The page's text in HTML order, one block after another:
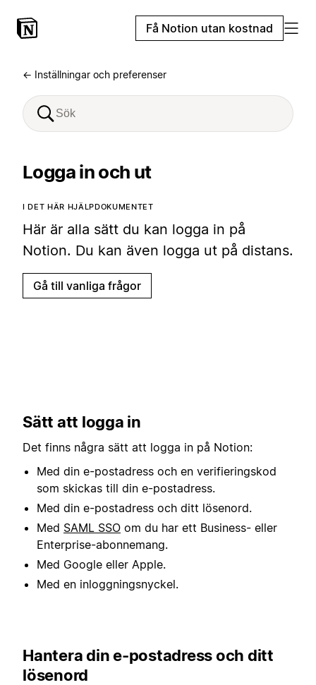
Få Notion utan kostnad
← Inställningar och preferenser
Logga in och ut
I DET HÄR HJÄLPDOKUMENTET
Här är alla sätt du kan logga in på
Notion. Du kan även logga ut på distans.
Gå till vanliga frågor
Sätt att logga in
Det finns några sätt att logga in på Notion:
Med din e-postadress och en verifieringskod
som skickas till din e-postadress.
Med din e-postadress och ditt lösenord.
Med SAML SSO om du har ett Business- eller
Enterprise-abonnemang.
Med Google eller Apple.
Med en inloggningsnyckel.
Hantera din e-postadress och ditt
lösenord